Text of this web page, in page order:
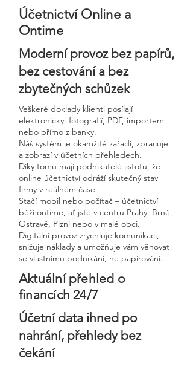
Účetnictví Online a
Ontime
Moderní provoz bez papírů,
bez cestování a bez
zbytečných schůzek
Veškeré doklady klienti posílají
elektronicky: fotografií, PDF, importem
nebo přímo z banky.
Náš systém je okamžitě zařadí, zpracuje
a zobrazí v účetních přehledech.
Díky tomu mají podnikatelé jistotu, že
online účetnictví odráží skutečný stav
firmy v reálném čase.
Stačí mobil nebo počítač – účetnictví
běží ontime, ať jste v centru Prahy, Brně,
Ostravě, Plzni nebo v malé obci.
Digitální provoz zrychluje komunikaci,
snižuje náklady a umožňuje vám věnovat
se vlastnímu podnikání, ne papírování.
Aktuální přehled o
financích 24/7
Účetní data ihned po
nahrání, přehledy bez
čekání